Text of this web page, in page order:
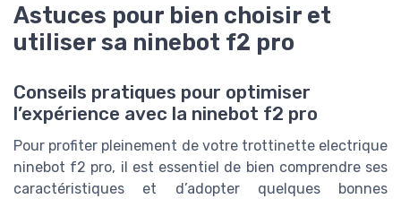
Astuces pour bien choisir et
utiliser sa ninebot f2 pro
Conseils pratiques pour optimiser
l’expérience avec la ninebot f2 pro
Pour profiter pleinement de votre trottinette electrique
ninebot f2 pro, il est essentiel de bien comprendre ses
caractéristiques et d’adopter quelques bonnes